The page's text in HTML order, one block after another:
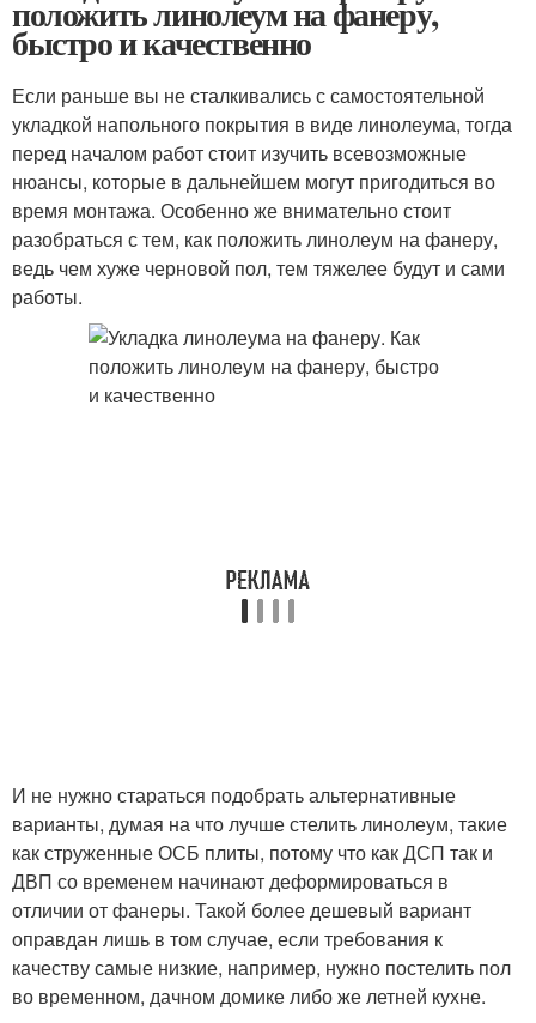
положить линолеум на фанеру,
быстро и качественно
Если раньше вы не сталкивались с самостоятельной
укладкой напольного покрытия в виде линолеума, тогда
перед началом работ стоит изучить всевозможные
нюансы, которые в дальнейшем могут пригодиться во
время монтажа. Особенно же внимательно стоит
разобраться с тем, как положить линолеум на фанеру,
ведь чем хуже черновой пол, тем тяжелее будут и сами
работы.
И не нужно стараться подобрать альтернативные
варианты, думая на что лучше стелить линолеум, такие
как струженные ОСБ плиты, потому что как ДСП так и
ДВП со временем начинают деформироваться в
отличии от фанеры. Такой более дешевый вариант
оправдан лишь в том случае, если требования к
качеству самые низкие, например, нужно постелить пол
во временном, дачном домике либо же летней кухне.